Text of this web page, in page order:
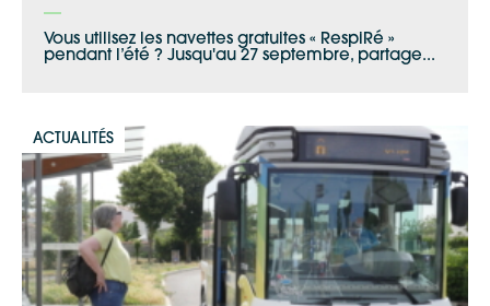
Vous utilisez les navettes gratuites « RespiRé »
pendant l’été ? Jusqu'au 27 septembre, partage...
ACTUALITÉS
ShareThis is disabled. Allow
Apple Plans
Waze